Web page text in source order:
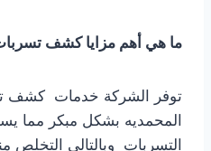
ما هي أهم مزايا كشف تسربات
توفر الشركة خدمات كشف
المحمديه بشكل مبكر مما
التسربات وبالتالي التخلص